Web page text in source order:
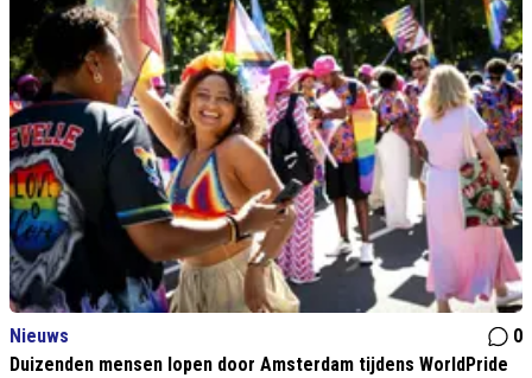
Nieuws
0
Duizenden mensen lopen door Amsterdam tijdens WorldPride